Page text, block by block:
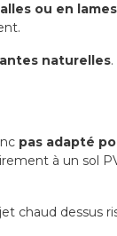
ou en lames
naturelles.
pas adapté
à un sol
chaud dessus